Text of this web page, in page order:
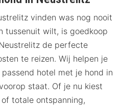
vinden was nog nooit
tussenuit wilt, is goedkoop
de perfecte
te reizen. Wij helpen je
hotel met je hond in
staat. Of je nu kiest
totale ontspanning,